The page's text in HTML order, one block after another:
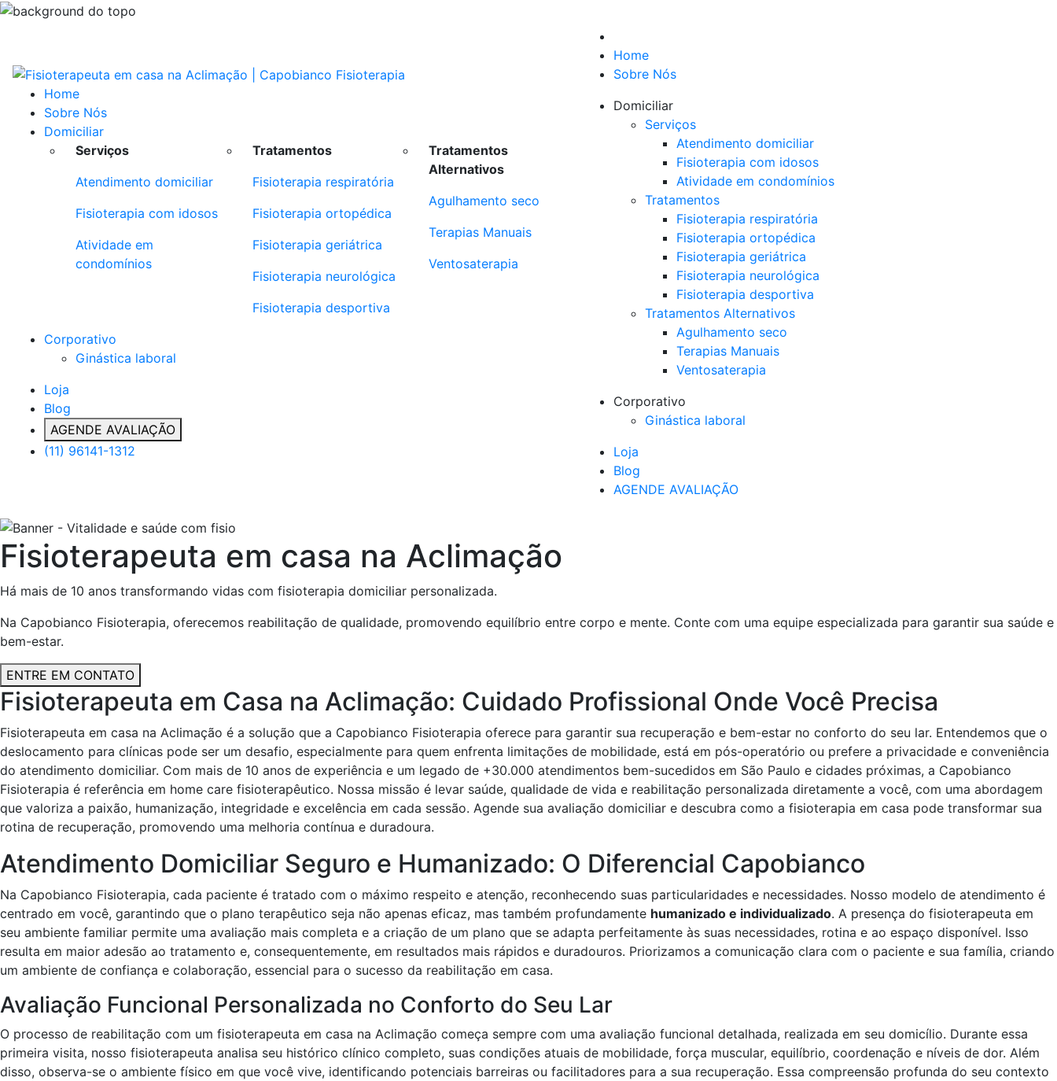
Home
Sobre Nós
Domiciliar
Serviços
Atendimento domiciliar
Fisioterapia com idosos
Atividade em
condomínios
Tratamentos
Fisioterapia respiratória
Fisioterapia ortopédica
Fisioterapia geriátrica
Fisioterapia neurológica
Fisioterapia desportiva
Tratamentos
Alternativos
Agulhamento seco
Terapias Manuais
Ventosaterapia
Corporativo
Ginástica laboral
Loja
Blog
AGENDE AVALIAÇÃO
(11) 96141-1312
Home
Sobre Nós
Domiciliar
Serviços
Atendimento domiciliar
Fisioterapia com idosos
Atividade em condomínios
Tratamentos
Fisioterapia respiratória
Fisioterapia ortopédica
Fisioterapia geriátrica
Fisioterapia neurológica
Fisioterapia desportiva
Tratamentos Alternativos
Agulhamento seco
Terapias Manuais
Ventosaterapia
Corporativo
Ginástica laboral
Loja
Blog
AGENDE AVALIAÇÃO
Fisioterapeuta em casa na Aclimação
Há mais de 10 anos transformando vidas com fisioterapia domiciliar personalizada.
Na Capobianco Fisioterapia, oferecemos reabilitação de qualidade, promovendo equilíbrio entre corpo e mente. Conte com uma equipe especializada para garantir sua saúde e
bem-estar.
ENTRE EM CONTATO
Fisioterapeuta em Casa na Aclimação: Cuidado Profissional Onde Você Precisa
Fisioterapeuta em casa na Aclimação é a solução que a Capobianco Fisioterapia oferece para garantir sua recuperação e bem-estar no conforto do seu lar. Entendemos que o
deslocamento para clínicas pode ser um desafio, especialmente para quem enfrenta limitações de mobilidade, está em pós-operatório ou prefere a privacidade e conveniência
do atendimento domiciliar. Com mais de 10 anos de experiência e um legado de +30.000 atendimentos bem-sucedidos em São Paulo e cidades próximas, a Capobianco
Fisioterapia é referência em home care fisioterapêutico. Nossa missão é levar saúde, qualidade de vida e reabilitação personalizada diretamente a você, com uma abordagem
que valoriza a paixão, humanização, integridade e excelência em cada sessão. Agende sua avaliação domiciliar e descubra como a fisioterapia em casa pode transformar sua
rotina de recuperação, promovendo uma melhoria contínua e duradoura.
Atendimento Domiciliar Seguro e Humanizado: O Diferencial Capobianco
Na Capobianco Fisioterapia, cada paciente é tratado com o máximo respeito e atenção, reconhecendo suas particularidades e necessidades. Nosso modelo de atendimento é
centrado em você, garantindo que o plano terapêutico seja não apenas eficaz, mas também profundamente humanizado e individualizado. A presença do fisioterapeuta em
seu ambiente familiar permite uma avaliação mais completa e a criação de um plano que se adapta perfeitamente às suas necessidades, rotina e ao espaço disponível. Isso
resulta em maior adesão ao tratamento e, consequentemente, em resultados mais rápidos e duradouros. Priorizamos a comunicação clara com o paciente e sua família, criando
um ambiente de confiança e colaboração, essencial para o sucesso da reabilitação em casa.
Avaliação Funcional Personalizada no Conforto do Seu Lar
O processo de reabilitação com um fisioterapeuta em casa na Aclimação começa sempre com uma avaliação funcional detalhada, realizada em seu domicílio. Durante essa
primeira visita, nosso fisioterapeuta analisa seu histórico clínico completo, suas condições atuais de mobilidade, força muscular, equilíbrio, coordenação e níveis de dor. Além
disso, observa-se o ambiente físico em que você vive, identificando potenciais barreiras ou facilitadores para a sua recuperação. Essa compreensão profunda do seu contexto